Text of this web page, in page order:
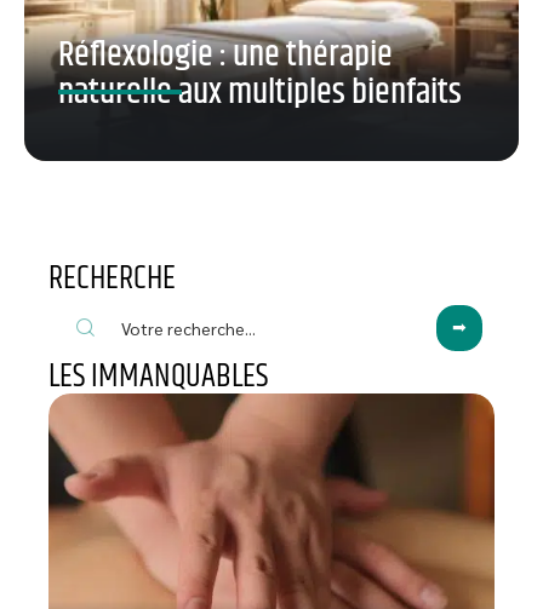
Réflexologie : une thérapie
naturelle aux multiples bienfaits
RECHERCHE
LES IMMANQUABLES